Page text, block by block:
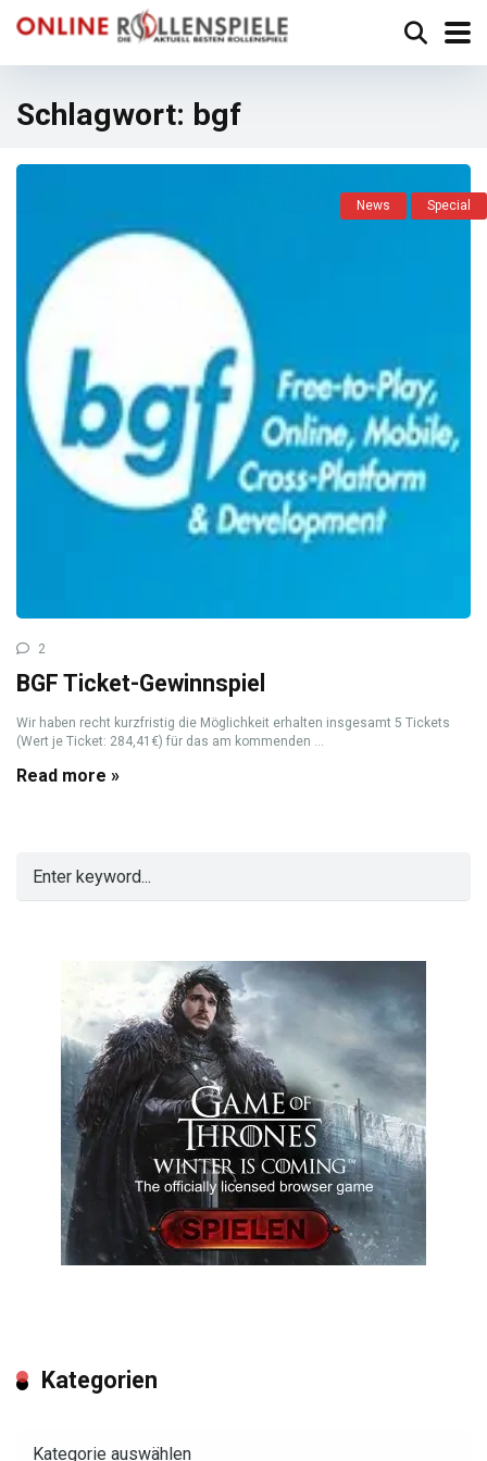
Schlagwort: bgf
News Special
2
BGF Ticket-Gewinnspiel
Wir haben recht kurzfristig die Möglichkeit erhalten insgesamt 5 Tickets
(Wert je Ticket: 284,41€) für das am kommenden ...
Read more »
Kategorien